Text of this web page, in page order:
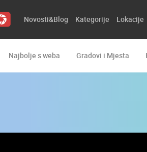
Novosti&Blog Kategorije Lokacije
Najbolje s weba Gradovi i Mjesta